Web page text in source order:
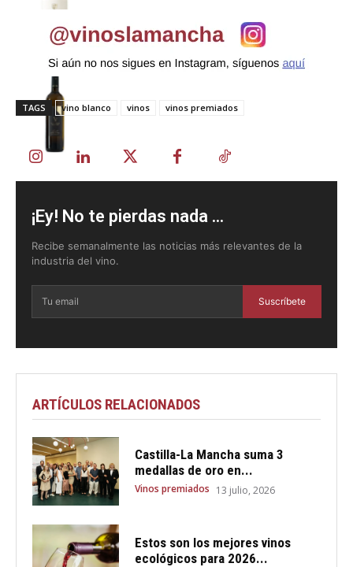
TAGS vino blanco vinos vinos premiados
¡Ey! No te pierdas nada ...
Recibe semanalmente las noticias más relevantes de la
industria del vino.
Suscríbete
ARTÍCULOS RELACIONADOS
Castilla-La Mancha suma 3
medallas de oro en...
Vinos premiados 13 julio, 2026
Estos son los mejores vinos
ecológicos para 2026...